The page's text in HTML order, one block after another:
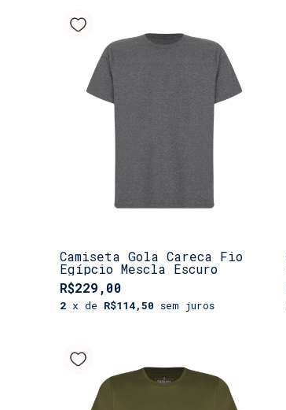
Camiseta Gola Careca Fio
Egípcio Mescla Escuro
R$229,00
2 x de R$114,50 sem juros